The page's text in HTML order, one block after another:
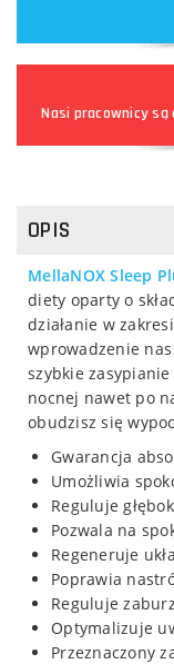
Nasi pracownicy
OPIS
MellaNOX Sleep
diety oparty o
działanie w
wprowadzenie
szybkie
nocnej nawet po
obudzisz się
Gwarancja
Umożliwia
Reguluje
Pozwala na
Regeneruje
Poprawia
Reguluje
Optymalizuje
Przeznaczony